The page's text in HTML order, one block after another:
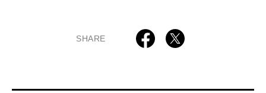
SHARE